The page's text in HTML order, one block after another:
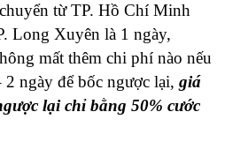
từTP. Hồ Chí Minh
Long Xuyên là 1 ngày,
mất thêm chi phí nào nếu
ngày để bốc ngược lại, giá
lại chỉ bằng 50% cước